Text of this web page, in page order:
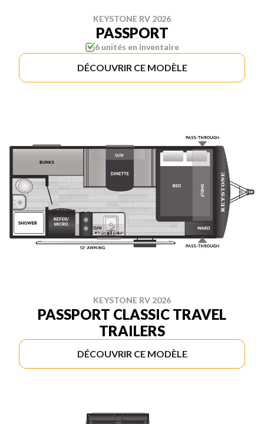
KEYSTONE RV 2026
PASSPORT
6 unités en inventaire
DÉCOUVRIR CE MODÈLE
KEYSTONE RV 2026
PASSPORT CLASSIC TRAVEL
TRAILERS
DÉCOUVRIR CE MODÈLE